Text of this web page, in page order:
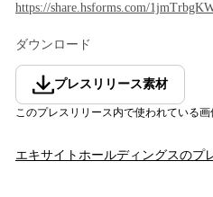
https://share.hsforms.com/
ダウンロード
プレスリリース素材
このプレスリリース内で使われている
エキサイトホールディングスのプ